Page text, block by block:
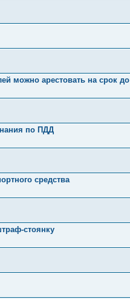
можно арестовать на срок до
по ПДД
средства
стоянку